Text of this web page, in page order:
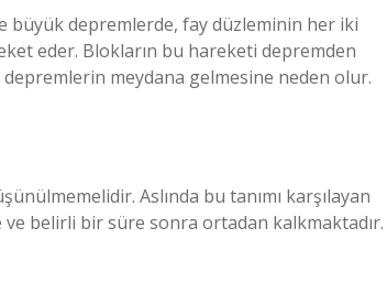
büyük depremlerde, fay düzleminin her iki
eder. Blokların bu hareketi depremden
meydana gelmesine neden olur.
Aslında bu tanımı karşılayan
belirli bir süre sonra ortadan kalkmaktadır.